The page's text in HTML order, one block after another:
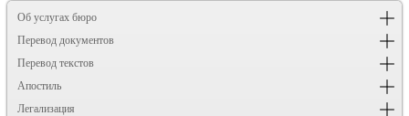
Об услугах бюро
Перевод документов
Перевод текстов
Апостиль
Легализация